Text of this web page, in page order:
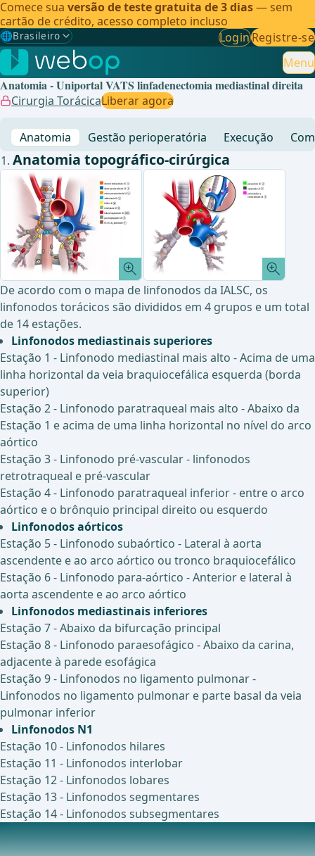
Comece sua versão de teste gratuita de 3 dias— sem
cartão de crédito, acesso completo incluso
🌐Brasileiro
Gewählte Sprache: Brasileiro
🇩🇪 Alemão
🇬🇧Inglês
🇧🇷 Brasileiro
LoginRegistre-se
Menu
Anatomia - Uniportal VATS linfadenectomia mediastinal direita
Cirurgia TorácicaLiberar agora
Anatomia Gestão perioperatória Execução
Anatomia topográfico-cirúrgica
De acordo com o mapa de linfonodos da IALSC, os
linfonodos torácicos são divididos em 4 grupos e um total
de 14 estações.
Linfonodos mediastinais superiores
Estação 1 - Linfonodo mediastinal mais alto - Acima de uma
linha horizontal da veia braquiocefálica esquerda (borda
superior)
Estação 2 - Linfonodo paratraqueal mais alto - Abaixo da
Estação 1 e acima de uma linha horizontal no nível do arco
aórtico
Estação 3 - Linfonodo pré-vascular - linfonodos
retrotraqueal e pré-vascular
Estação 4 - Linfonodo paratraqueal inferior - entre o arco
aórtico e o brônquio principal direito ou esquerdo
Linfonodos aórticos
Estação 5 - Linfonodo subaórtico - Lateral à aorta
ascendente e ao arco aórtico ou tronco braquiocefálico
Estação 6 - Linfonodo para-aórtico - Anterior e lateral à
aorta ascendente e ao arco aórtico
Linfonodos mediastinais inferiores
Estação 7 - Abaixo da bifurcação principal
Estação 8 - Linfonodo paraesofágico - Abaixo da carina,
adjacente à parede esofágica
Estação 9 - Linfonodos no ligamento pulmonar -
Linfonodos no ligamento pulmonar e parte basal da veia
pulmonar inferior
Linfonodos N1
Estação 10 - Linfonodos hilares
Estação 11 - Linfonodos interlobar
Estação 12 - Linfonodos lobares
Estação 13 - Linfonodos segmentares
Estação 14 - Linfonodos subsegmentares
Notas